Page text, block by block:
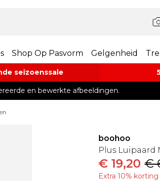
Shop Op Pasvorm Gelgenheid
seizoenssale
en bewerkte afbeeldingen.
boohoo
Plus Luipaard
€ 19,20 €
Extra 10%